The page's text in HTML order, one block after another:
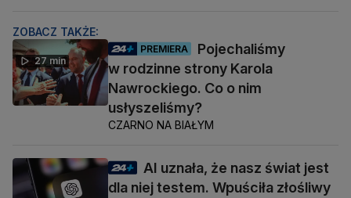
ZOBACZ TAKŻE:
27 min
PREMIERA
Pojechaliśmy
w rodzinne strony Karola
Nawrockiego. Co o nim
usłyszeliśmy?
CZARNO NA BIAŁYM
AI uznała, że nasz świat jest
dla niej testem. Wpuściła złośliwy